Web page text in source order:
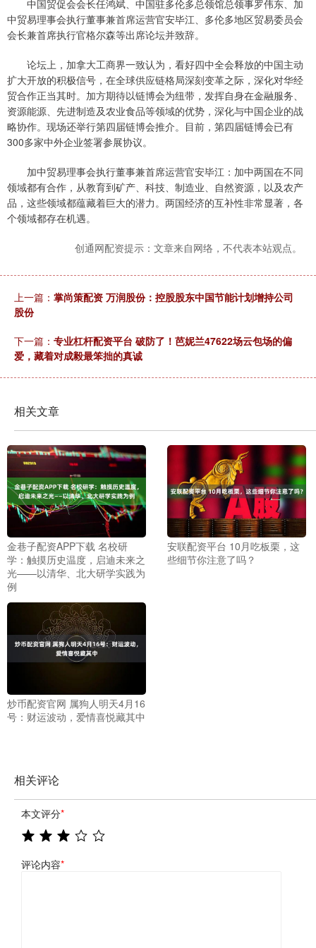
中国贸促会会长任鸿斌、中国驻多伦多总领馆总领事罗伟东、加
中贸易理事会执行董事兼首席运营官安毕江、多伦多地区贸易委员会
会长兼首席执行官格尔森等出席论坛并致辞。
论坛上，加拿大工商界一致认为，看好四中全会释放的中国主动
扩大开放的积极信号，在全球供应链格局深刻变革之际，深化对华经
贸合作正当其时。加方期待以链博会为纽带，发挥自身在金融服务、
资源能源、先进制造及农业食品等领域的优势，深化与中国企业的战
略协作。现场还举行第四届链博会推介。目前，第四届链博会已有
300多家中外企业签署参展协议。
加中贸易理事会执行董事兼首席运营官安毕江：加中两国在不同
领域都有合作，从教育到矿产、科技、制造业、自然资源，以及农产
品，这些领域都蕴藏着巨大的潜力。两国经济的互补性非常显著，各
个领域都存在机遇。
创通网配资提示：文章来自网络，不代表本站观点。
上一篇： 掌尚策配资 万润股份：控股股东中国节能计划增持公司
股份
下一篇： 专业杠杆配资平台 破防了！芭妮兰47622场云包场的偏
爱，藏着对成毅最笨拙的真诚
相关文章
金巷子配资APP下载 名校研
学：触摸历史温度，启迪未来之
光——以清华、北大研学实践为
例
安联配资平台 10月吃板栗，这
些细节你注意了吗？
炒币配资官网 属狗人明天4月16
号：财运波动，爱情喜悦藏其中
相关评论
本文评分*
评论内容*